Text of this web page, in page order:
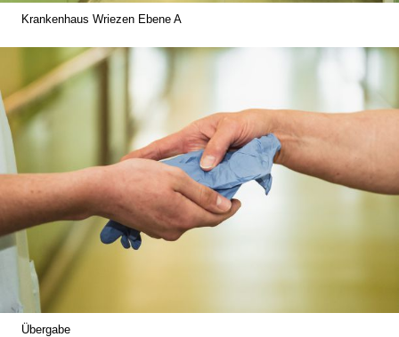
Krankenhaus Wriezen Ebene A
Übergabe